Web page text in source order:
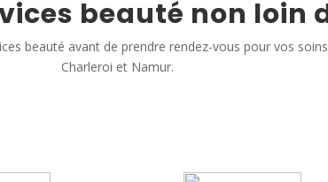
beauté non loin
beauté avant de prendre rendez-vous pour vos
Charleroi et Namur.